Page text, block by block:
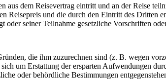
dem Reisevertrag eintritt und an der Reise
Reisepreis und die durch den Eintritt des Dritten
seiner Teilnahme gesetzliche Vorschriften
die ihm zuzurechnen sind (z. B. wegen
um Erstattung der ersparten Aufwendungen
oder behördliche Bestimmungen